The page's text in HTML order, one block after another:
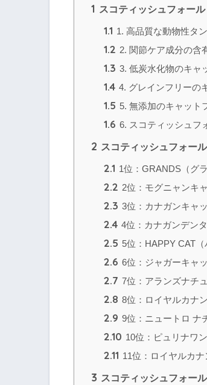
1 スコティッシュフォー
1.1 1. 高品質な動物性タ
1.2 2. 関節ケア成分の含
1.3 3. 低炭水化物のキャ
1.4 4. グレインフリーの
1.5 5. 無添加のキャット
1.6 6. スコティッシュフ
2 スコティッシュフォー
2.1 1位：GRANDS（グラ
2.2 2位：モグニャンキ
2.3 3位：カナガンキャ
2.4 4位：カナガンデン
2.5 5位：HAPPY CAT
2.6 6位：ジャガーキャ
2.7 7位：アランズナチ
2.8 8位：ロイヤルカナ
2.9 9位：ニュートロ ナ
2.10 10位：ピュリナワ
2.11 11位：ロイヤルカ
3 スコティッシュフォー